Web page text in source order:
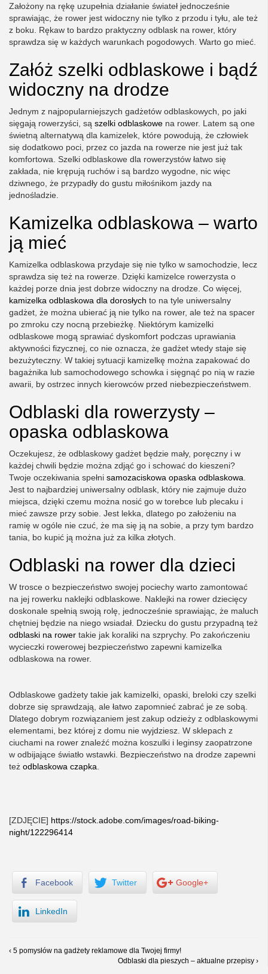
Założony na rękę uzupełnia działanie świateł jednocześnie
sprawiając, że rower jest widoczny nie tylko z przodu i tyłu, ale też
z boku. Rękaw to bardzo praktyczny odblask na rower, który
sprawdza się w każdych warunkach pogodowych. Warto go mieć.
Załóż szelki odblaskowe i bądź
widoczny na drodze
Jednym z najpopularniejszych gadżetów odblaskowych, po jaki
sięgają rowerzyści, są szelki odblaskowe na rower. Latem są one
świetną alternatywą dla kamizelek, które powodują, że człowiek
się dodatkowo poci, przez co jazda na rowerze nie jest już tak
komfortowa. Szelki odblaskowe dla rowerzystów łatwo się
zakłada, nie krępują ruchów i są bardzo wygodne, nic więc
dziwnego, że przypadły do gustu miłośnikom jazdy na
jednośladzie.
Kamizelka odblaskowa – warto
ją mieć
Kamizelka odblaskowa przydaje się nie tylko w samochodzie, lecz
sprawdza się też na rowerze. Dzięki kamizelce rowerzysta o
każdej porze dnia jest dobrze widoczny na drodze. Co więcej,
kamizelka odblaskowa dla dorosłych to na tyle uniwersalny
gadżet, że można ubierać ją nie tylko na rower, ale też na spacer
po zmroku czy nocną przebieżkę. Niektórym kamizelki
odblaskowe mogą sprawiać dyskomfort podczas uprawiania
aktywności fizycznej, co nie oznacza, że gadżet wtedy staje się
bezużyteczny. W takiej sytuacji kamizelkę można zapakować do
bagażnika lub samochodowego schowka i sięgnąć po nią w razie
awarii, by ostrzec innych kierowców przed niebezpieczeństwem.
Odblaski dla rowerzysty –
opaska odblaskowa
Oczekujesz, że odblaskowy gadżet będzie mały, poręczny i w
każdej chwili będzie można zdjąć go i schować do kieszeni?
Twoje oczekiwania spełni samozaciskowa opaska odblaskowa
Jest to najbardziej uniwersalny odblask, który nie zajmuje dużo
miejsca, dzięki czemu można nosić go w torebce lub plecaku i
mieć zawsze przy sobie. Jest lekka, dlatego po założeniu na
ramię w ogóle nie czuć, że ma się ją na sobie, a przy tym bardzo
tania, bo kupić ją można już za kilka złotych.
Odblaski na rower dla dzieci
W trosce o bezpieczeństwo swojej pociechy warto zamontować
na jej rowerku naklejki odblaskowe. Naklejki na rower dziecięcy
doskonale spełnią swoją rolę, jednocześnie sprawiając, że maluch
chętniej będzie na niego wsiadał. Dziecku do gustu przypadną też
odblaski na rower takie jak koraliki na szprychy. Po zakończeniu
wycieczki rowerowej bezpieczeństwo zapewni kamizelka
odblaskowa na rower.
Odblaskowe gadżety takie jak kamizelki, opaski, breloki czy szelki
dobrze się sprawdzają, ale łatwo zapomnieć zabrać je ze sobą.
Dlatego dobrym rozwiązaniem jest zakup odzieży z odblaskowymi
elementami, bez której z domu nie wyjdziesz. W sklepach z
ciuchami na rower znaleźć można koszulki i leginsy zaopatrzone
w odbijające światło wstawki. Bezpieczeństwo na drodze zapewni
też odblaskowa czapka
[ZDJĘCIE] https://stock.adobe.com/images/road-biking-
night/122296414
Facebook Twitter Google+
LinkedIn
‹ 5 pomysłów na gadżety reklamowe dla Twojej firmy!
Odblaski dla pieszych – aktualne przepisy ›